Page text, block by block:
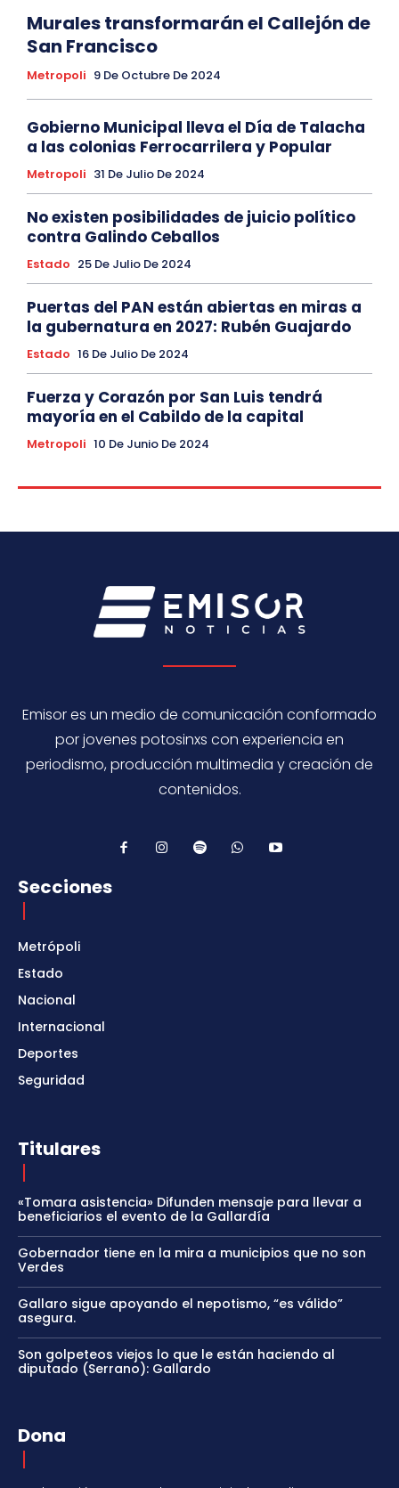
Murales transformarán el Callejón de
San Francisco
Metropoli 9 De Octubre De 2024
Gobierno Municipal lleva el Día de Talacha
a las colonias Ferrocarrilera y Popular
Metropoli 31 De Julio De 2024
No existen posibilidades de juicio político
contra Galindo Ceballos
Estado 25 De Julio De 2024
Puertas del PAN están abiertas en miras a
la gubernatura en 2027: Rubén Guajardo
Estado 16 De Julio De 2024
Fuerza y Corazón por San Luis tendrá
mayoría en el Cabildo de la capital
Metropoli 10 De Junio De 2024
Emisor es un medio de comunicación conformado
por jovenes potosinxs con experiencia en
periodismo, producción multimedia y creación de
contenidos.
Secciones
Metrópoli
Estado
Nacional
Internacional
Deportes
Seguridad
Titulares
«Tomara asistencia» Difunden mensaje para llevar a
beneficiarios el evento de la Gallardía
Gobernador tiene en la mira a municipios que no son
Verdes
Gallaro sigue apoyando el nepotismo, “es válido”
asegura.
Son golpeteos viejos lo que le están haciendo al
diputado (Serrano): Gallardo
Dona